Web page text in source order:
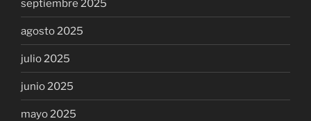
septiembre 2025
agosto 2025
julio 2025
junio 2025
mayo 2025